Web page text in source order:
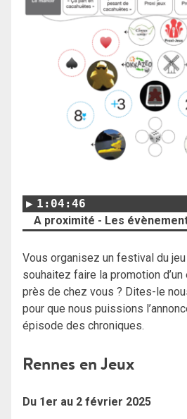
1:04:46
A proximité - Les
Vous organisez un festival du
souhaitez faire la promotion
près de chez vous ? Dites-le
pour que nous puissions
épisode des chroniques.
Rennes en Jeux
Du 1er au 2 février 2025